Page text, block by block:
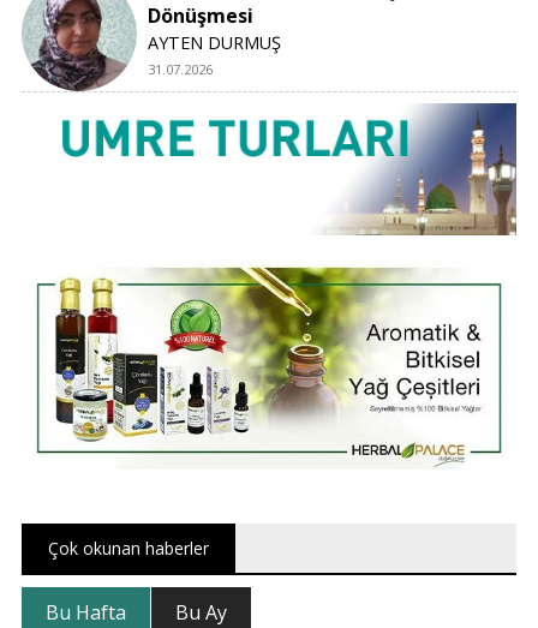
Dönüşmesi
AYTEN DURMUŞ
31.07.2026
Çok okunan haberler
Bu Hafta Bu Ay